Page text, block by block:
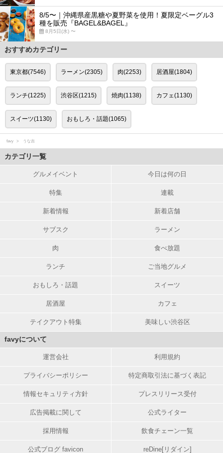
8/5〜｜沖縄県産黒糖や夏野菜を使用！夏限定ベーグル3
種を販売『BAGEL&BAGEL』
8月5日(水) 〜
おすすめカテゴリー
東京都(7546) ラーメン(2305) 肉(2253) 居酒屋(1804)
ランチ(1225) 渋谷区(1215) 焼肉(1138) カフェ(1130)
スイーツ(1130) おもしろ・話題(1065)
favy うな吉
カテゴリ一覧
グルメイベント 今日は何の日
特集 連載
新着情報 新着店舗
サブスク ラーメン
肉 食べ放題
ランチ ご当地グルメ
おもしろ・話題 スイーツ
居酒屋 カフェ
テイクアウト特集 美味しい渋谷区
favyについて
運営会社 利用規約
プライバシーポリシー 特定商取引法に基づく表記
情報セキュリティ方針 プレスリリース受付
広告掲載に関して 公式ライター
採用情報 飲食チェーン一覧
公式ブログ favicon reDine[リダイン]